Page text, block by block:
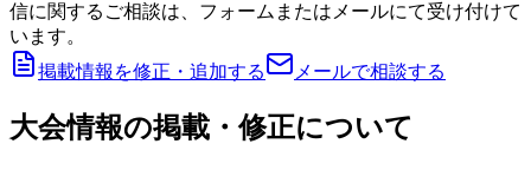
信に関するご相談は、フォームまたはメールにて受け付けて
います。
掲載情報を修正・追加する
メールで相談する
大会情報の掲載・修正について